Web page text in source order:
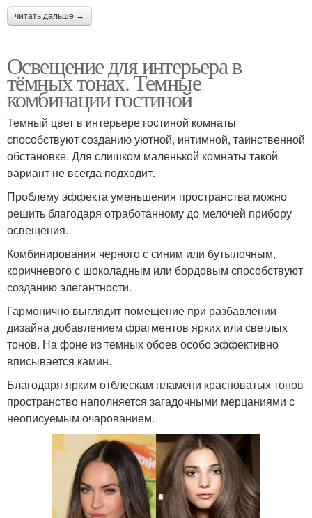
читать дальше →
Освещение для интерьера в
тёмных тонах. Темные
комбинации гостиной
Темный цвет в интерьере гостиной комнаты
способствуют созданию уютной, интимной, таинственной
обстановке. Для слишком маленькой комнаты такой
вариант не всегда подходит.
Проблему эффекта уменьшения пространства можно
решить благодаря отработанному до мелочей прибору
освещения.
Комбинирования черного с синим или бутылочным,
коричневого с шоколадным или бордовым способствуют
созданию элегантности.
Гармонично выглядит помещение при разбавлении
дизайна добавлением фрагментов ярких или светлых
тонов. На фоне из темных обоев особо эффективно
вписывается камин.
Благодаря ярким отблескам пламени красноватых тонов
пространство наполняется загадочными мерцаниями с
неописуемым очарованием.